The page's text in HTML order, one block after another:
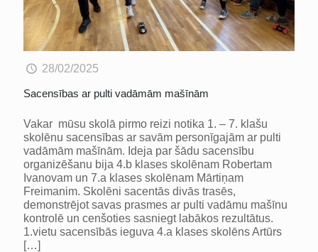
28/02/2025
Sacensības ar pulti vadāmām mašīnām
Vakar mūsu skolā pirmo reizi notika 1. – 7. klašu
skolēnu sacensības ar savām personīgajām ar pulti
vadāmām mašīnām. Ideja par šādu sacensību
organizēšanu bija 4.b klases skolēnam Robertam
Ivanovam un 7.a klases skolēnam Mārtiņam
Freimanim. Skolēni sacentās divās trasēs,
demonstrējot savas prasmes ar pulti vadāmu mašīnu
kontrolē un cenšoties sasniegt labākos rezultātus.
1.vietu sacensībās ieguva 4.a klases skolēns Artūrs
[…]